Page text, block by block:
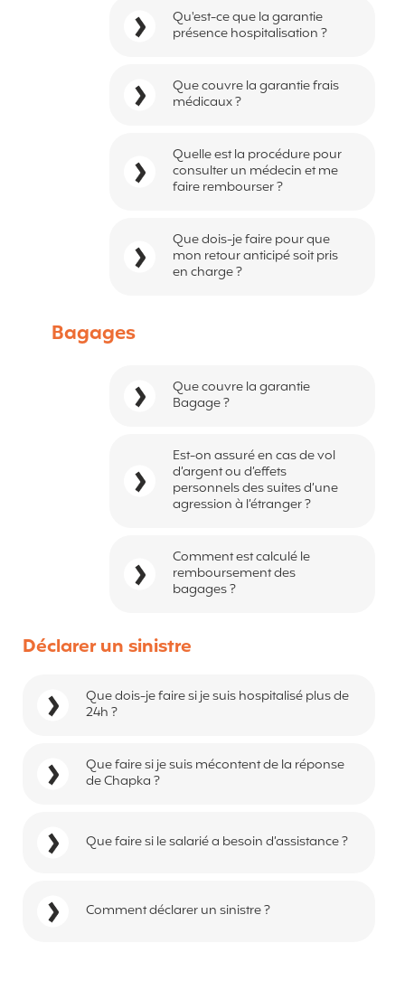
Qu'est-ce que la garantie
présence hospitalisation ?
Que couvre la garantie frais
médicaux ?
Quelle est la procédure pour
consulter un médecin et me
faire rembourser ?
Que dois-je faire pour que
mon retour anticipé soit pris
en charge ?
Bagages
Que couvre la garantie
Bagage ?
Est-on assuré en cas de vol
d’argent ou d’effets
personnels des suites d’une
agression à l’étranger ?
Comment est calculé le
remboursement des
bagages ?
Déclarer un sinistre
Que dois-je faire si je suis hospitalisé plus de
24h ?
Que faire si je suis mécontent de la réponse
de Chapka ?
Que faire si le salarié a besoin d’assistance ?
Comment déclarer un sinistre ?